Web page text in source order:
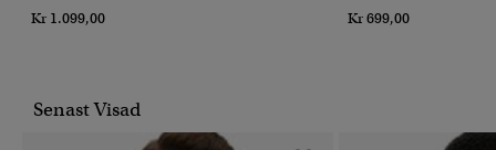
Kr 1.099,00 Kr 699,00
Senast Visad